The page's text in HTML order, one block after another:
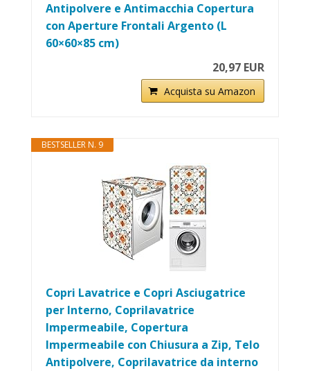
Antipolvere e Antimacchia Copertura
con Aperture Frontali Argento (L
60×60×85 cm)
20,97 EUR
Acquista su Amazon
BESTSELLER N. 9
Copri Lavatrice e Copri Asciugatrice
per Interno, Coprilavatrice
Impermeabile, Copertura
Impermeabile con Chiusura a Zip, Telo
Antipolvere, Coprilavatrice da interno